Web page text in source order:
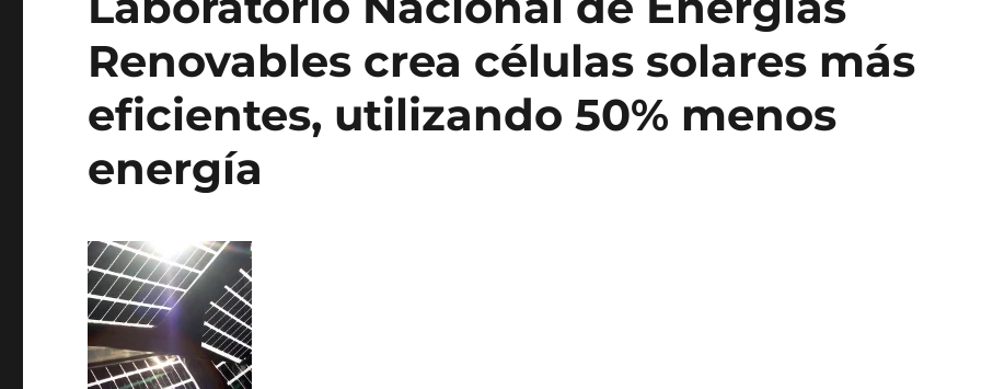
Renovables crea células solares más
eficientes, utilizando 50% menos
energía